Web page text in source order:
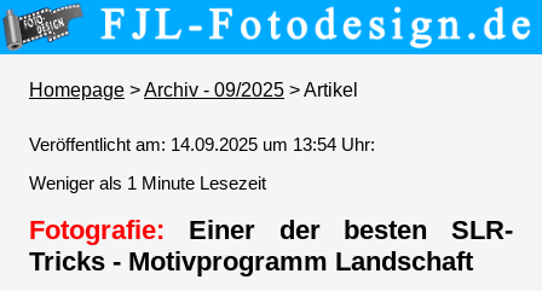
Homepage >Archiv - 09/2025 > Artikel
Veröffentlicht am: 14.09.2025 um 13:54 Uhr:
Weniger als 1 Minute Lesezeit
Fotografie: Einer der besten SLR-
Tricks - Motivprogramm Landschaft